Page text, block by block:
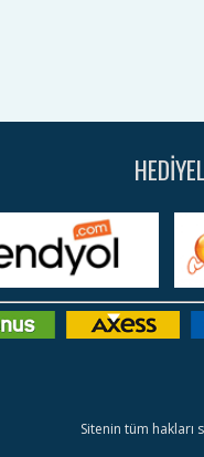
Sitenin tüm hakları